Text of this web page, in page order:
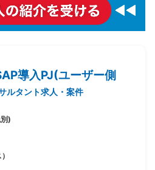
導入PJ(ユーザー側
ルタント求人・案件
)